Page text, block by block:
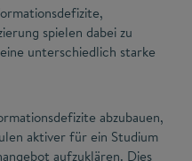
spielen dabei zu
unterschiedlich starke
abzubauen,
aktiver für ein Studium
aufzuklären. Dies